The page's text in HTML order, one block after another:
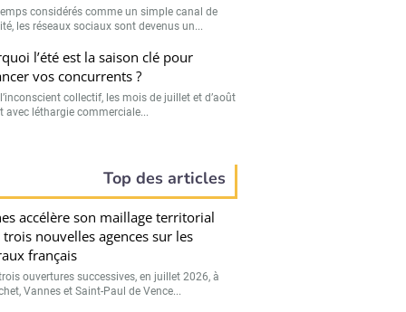
considérés comme un simple canal de
les réseaux sociaux sont devenus un...
l’été est la saison clé pour
vos concurrents ?
collectif, les mois de juillet et d’août
avec léthargie commerciale...
Top des articles
accélère son maillage territorial
trois nouvelles agences sur les
français
ouvertures successives, en juillet 2026, à
Vannes et Saint-Paul de Vence...